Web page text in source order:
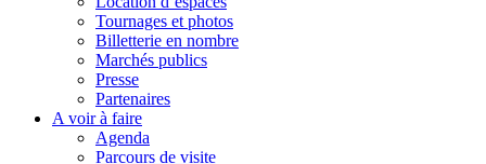
Tournages et photos
Billetterie en nombre
Marchés publics
Presse
Partenaires
A voir à faire
Agenda
Parcours de visite